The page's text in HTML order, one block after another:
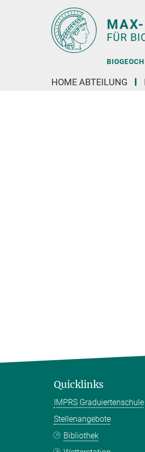
HOME ABTEILUNG
Quicklinks
IMPRS Graduiertenschule
Stellenangebote
Bibliothek